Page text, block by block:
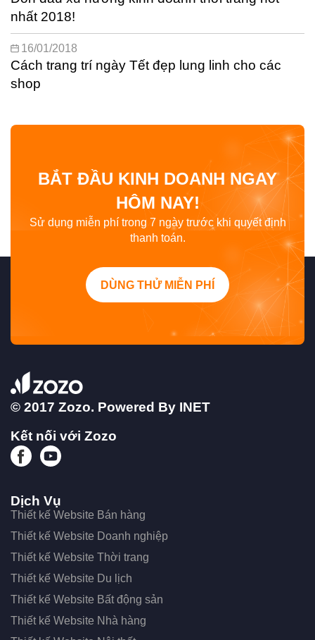
nhất 2018!
16/01/2018
Cách trang trí ngày Tết đẹp lung linh cho các
shop
BẮT ĐẦU KINH DOANH NGAY
HÔM NAY!
Sử dụng miễn phí trong 7 ngày trước khi quyết định
thanh toán.
DÙNG THỬ MIỄN PHÍ
© 2017 Zozo. Powered By INET
Kết nối với Zozo
Dịch Vụ
Thiết kế Website Bán hàng
Thiết kế Website Doanh nghiệp
Thiết kế Website Thời trang
Thiết kế Website Du lịch
Thiết kế Website Bất động sản
Thiết kế Website Nhà hàng